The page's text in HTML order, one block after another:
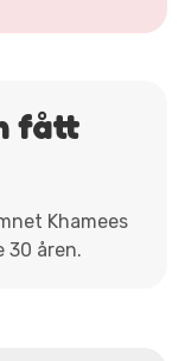
fått
Khamees
30 åren.